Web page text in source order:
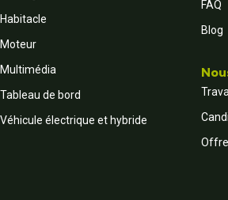
Habitacle
Moteur
Multimédia
Tableau de bord
Véhicule électrique et hybride
FAQ
Blog